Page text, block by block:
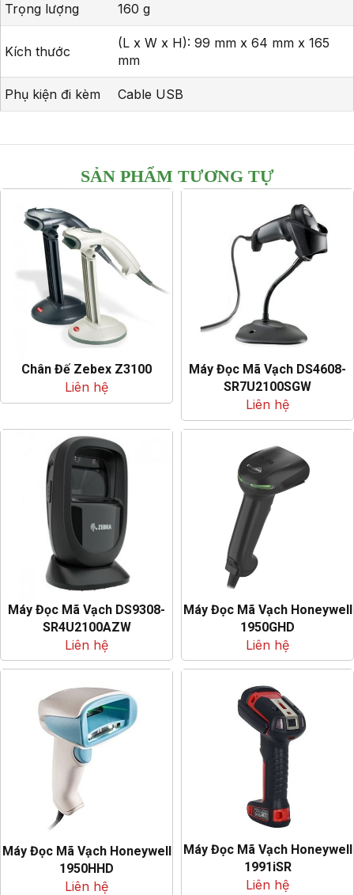
Trọng lượng 160 g
Kích thước
(L x W x H): 99 mm x 64 mm x 165
mm
Phụ kiện đi kèm Cable USB
SẢN PHẨM TƯƠNG TỰ
Chân Đế Zebex Z3100
Liên hệ
Máy Đọc Mã Vạch DS4608-
SR7U2100SGW
Liên hệ
Máy Đọc Mã Vạch DS9308-
SR4U2100AZW
Liên hệ
Máy Đọc Mã Vạch Honeywell
1950GHD
Liên hệ
Máy Đọc Mã Vạch Honeywell
1950HHD
Liên hệ
Máy Đọc Mã Vạch Honeywell
1991iSR
Liên hệ